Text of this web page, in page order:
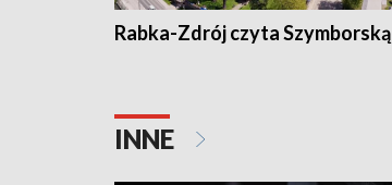
Rabka-Zdrój czyta Szymborską
INNE